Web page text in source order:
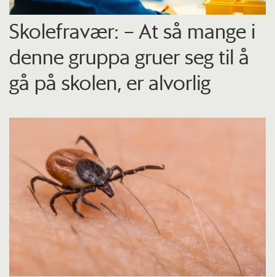
Skolefravær: – At så mange i
denne gruppa gruer seg til å
gå på skolen, er alvorlig